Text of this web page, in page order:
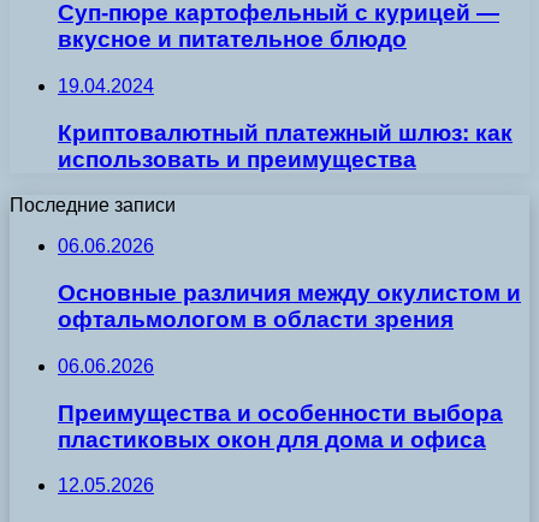
Суп-пюре картофельный с курицей —
вкусное и питательное блюдо
19.04.2024
Криптовалютный платежный шлюз: как
использовать и преимущества
Последние записи
06.06.2026
Основные различия между окулистом и
офтальмологом в области зрения
06.06.2026
Преимущества и особенности выбора
пластиковых окон для дома и офиса
12.05.2026